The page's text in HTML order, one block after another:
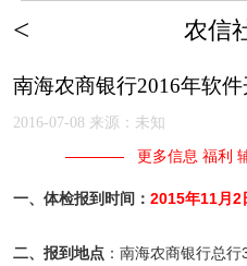
农信
南海农商银行2016年软
2016-07-08 来源：未知
更多信息 福利
一、体检报到时间： 2015年11月2
二、报到地点：南海农商银行总行